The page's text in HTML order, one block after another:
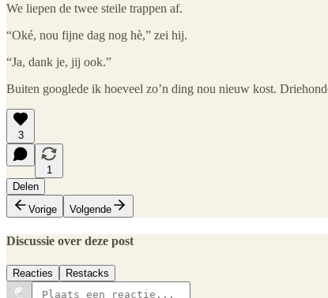
We liepen de twee steile trappen af.
“Oké, nou fijne dag nog hè,” zei hij.
“Ja, dank je, jij ook.”
Buiten googlede ik hoeveel zo’n ding nou nieuw kost.
3
1
Delen
Vorige
Volgende
Discussie over deze post
Reacties Restacks